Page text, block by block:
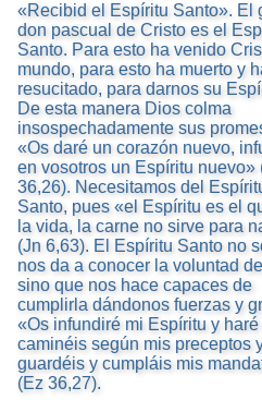
«Recibid el Espíritu Santo». El
don pascual de Cristo es el
Santo. Para esto ha venido
mundo, para esto ha muerto y
resucitado, para darnos su
De esta manera Dios colma
insospechadamente sus
«Os daré un corazón nuevo,
en vosotros un Espíritu nuevo»
36,26). Necesitamos del
Santo, pues «el Espíritu es el
la vida, la carne no sirve para
(Jn 6,63). El Espíritu Santo no
nos da a conocer la voluntad
sino que nos hace capaces de
cumplirla dándonos fuerzas y
«Os infundiré mi Espíritu y
caminéis según mis preceptos
guardéis y cumpláis mis
(Ez 36,27).